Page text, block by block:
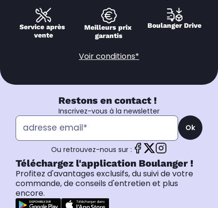
Service après
vente
Meilleurs prix
garantis
Boulanger Drive
Voir conditions*
Restons en contact !
Inscrivez-vous à la newsletter
Ok
Ou retrouvez-nous sur :
Téléchargez l'application Boulanger !
Profitez d'avantages exclusifs, du suivi de votre
commande, de conseils d'entretien et plus
encore.